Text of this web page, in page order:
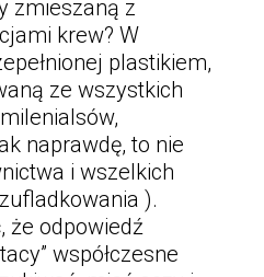
zmieszaną z
krew? W
plastikiem,
ze wszystkich
naprawdę, to nie
i wszelkich
).
że odpowiedź
współczesne